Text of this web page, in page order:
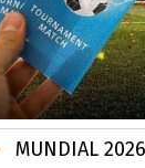
MUNDIAL 2026